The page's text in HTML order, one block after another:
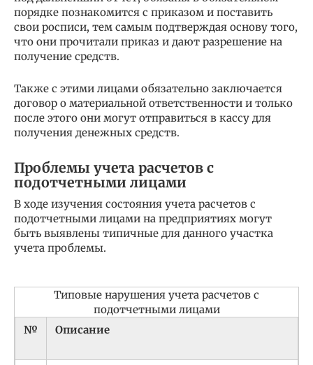
порядке познакомится с приказом и поставить
свои росписи, тем самым подтверждая основу того,
что они прочитали приказ и дают разрешение на
получение средств.
Также с этими лицами обязательно заключается
договор о материальной ответственности и только
после этого они могут отправиться в кассу для
получения денежных средств.
Проблемы учета расчетов с
подотчетными лицами
В ходе изучения состояния учета расчетов с
подотчетными лицами на предприятиях могут
быть выявлены типичные для данного участка
учета проблемы.
Типовые нарушения учета расчетов с
подотчетными лицами
№
Описание